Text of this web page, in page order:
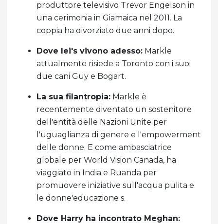
produttore televisivo Trevor Engelson in
una cerimonia in Giamaica nel 2011. La
coppia ha divorziato due anni dopo.
Dove lei's vivono adesso: Markle
attualmente risiede a Toronto con i suoi
due cani Guy e Bogart.
La sua filantropia: Markle è
recentemente diventato un sostenitore
dell'entità delle Nazioni Unite per
l'uguaglianza di genere e l'empowerment
delle donne. E come ambasciatrice
globale per World Vision Canada, ha
viaggiato in India e Ruanda per
promuovere iniziative sull'acqua pulita e
le donne'educazione s.
Dove Harry ha incontrato Meghan: